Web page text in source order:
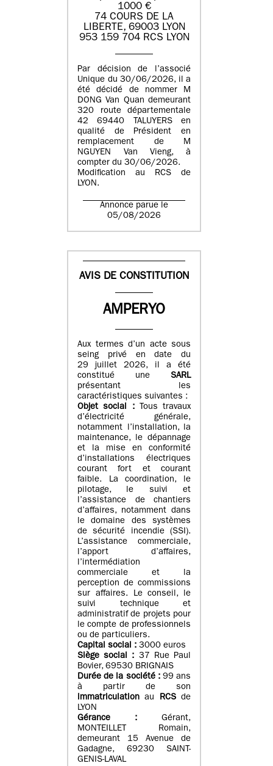
1000 €
74 COURS DE LA
LIBERTE, 69003 LYON
953 159 704 RCS LYON
Par décision de l’associé
Unique du 30/06/2026, il a
été décidé de nommer M
DONG Van Quan demeurant
320 route départementale
42 69440 TALUYERS en
qualité de Président en
remplacement de M
NGUYEN Van Vieng, à
compter du 30/06/2026.
Modification au RCS de
LYON.
Annonce parue le
05/08/2026
AVIS DE CONSTITUTION
AMPERYO
Aux termes d’un acte sous
seing privé en date du
29 juillet 2026, il a été
constitué une SARL
présentant les
caractéristiques suivantes :
Objet social :
Tous travaux
d’électricité générale,
notamment l’installation, la
maintenance, le dépannage
et la mise en conformité
d’installations électriques
courant fort et courant
faible. La coordination, le
pilotage, le suivi et
l’assistance de chantiers
d’affaires, notamment dans
le domaine des systèmes
de sécurité incendie (SSI).
L’assistance commerciale,
l’apport d’affaires,
l’intermédiation
commerciale et la
perception de commissions
sur affaires. Le conseil, le
suivi technique et
administratif de projets pour
le compte de professionnels
ou de particuliers.
Capital social : 3000 euros
Siège social : 37 Rue Paul
Bovier, 69530 BRIGNAIS
Durée de la société : 99 ans
à partir de son
immatriculation au RCSde
LYON
Gérance :
Gérant,
MONTEILLET Romain,
demeurant 15 Avenue de
Gadagne, 69230 SAINT-
GENIS-LAVAL